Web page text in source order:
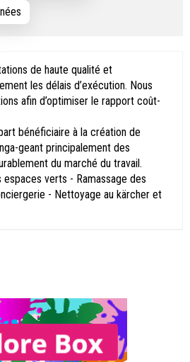
de haute qualité et
les délais d’exécution. Nous
afin d’optimiser le rapport coût-
bénéficiaire à la création de
geant principalement des
du marché du travail.
verts - Ramassage des
- Nettoyage au kärcher et